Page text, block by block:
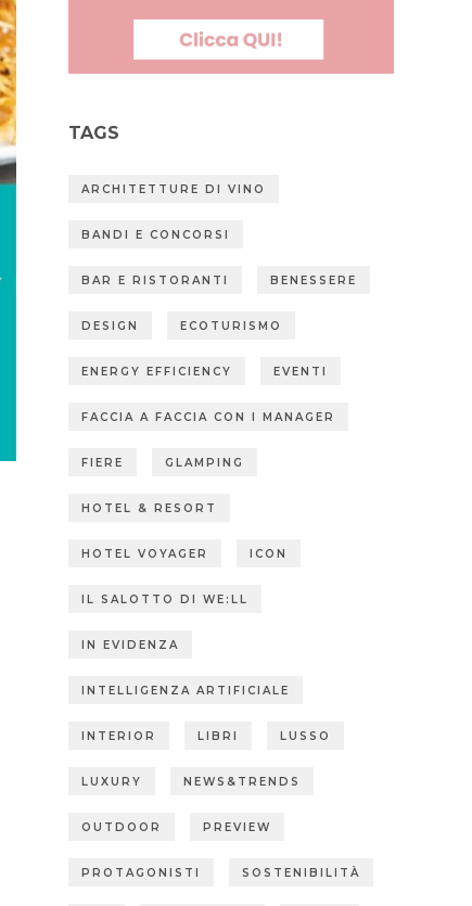
TAGS
ARCHITETTURE DI VINO
BANDI E CONCORSI
BAR E RISTORANTI BENESSERE
DESIGN ECOTURISMO
ENERGY EFFICIENCY EVENTI
FACCIA A FACCIA CON I MANAGER
FIERE GLAMPING
HOTEL & RESORT
HOTEL VOYAGER ICON
IL SALOTTO DI WE:LL
IN EVIDENZA
INTELLIGENZA ARTIFICIALE
INTERIOR LIBRI LUSSO
LUXURY NEWS&TRENDS
OUTDOOR PREVIEW
PROTAGONISTI SOSTENIBILITÀ